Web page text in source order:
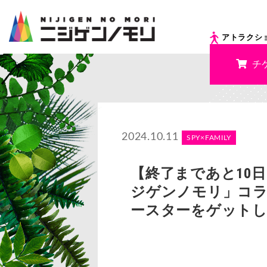
アトラクシ
チ
2024.10.11 SPY×FAMILY
【終了まであと10
ジゲンノモリ」コ
ースターをゲット